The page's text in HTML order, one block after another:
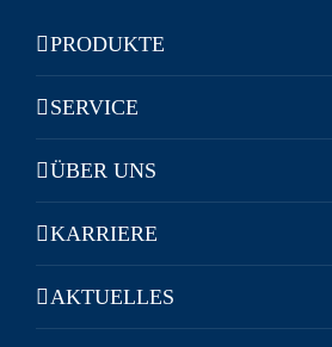
PRODUKTE
SERVICE
ÜBER UNS
KARRIERE
AKTUELLES